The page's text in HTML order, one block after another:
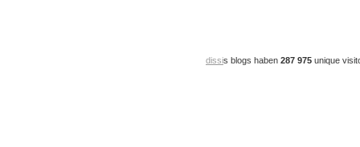
dissis blogs haben 287 975 unique